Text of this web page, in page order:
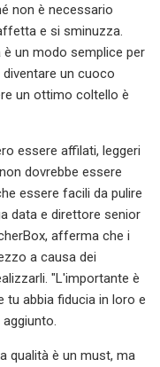
non è necessario
e si sminuzza.
un modo semplice per
un cuoco
un ottimo coltello è
essere affilati, leggeri
dovrebbe essere
essere facili da pulire
data e direttore senior
afferma che i
a causa dei
"L'importante è
tu abbia fiducia in loro e
qualità è un must, ma